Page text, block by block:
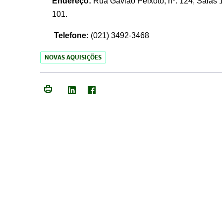
101.
Telefone: (021) 3492-3468
NOVAS AQUISIÇÕES